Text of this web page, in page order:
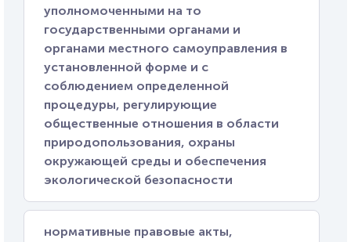
уполномоченными на то
государственными органами и
органами местного самоуправления в
установленной форме и с
соблюдением определенной
процедуры, регулирующие
общественные отношения в области
природопользования, охраны
окружающей среды и обеспечения
экологической безопасности
нормативные правовые акты,